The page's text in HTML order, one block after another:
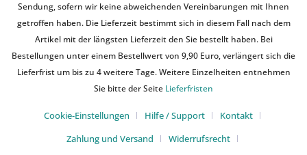
Sendung, sofern wir keine abweichenden Vereinbarungen mit Ihnen
getroffen haben. Die Lieferzeit bestimmt sich in diesem Fall nach dem
Artikel mit der längsten Lieferzeit den Sie bestellt haben. Bei
Bestellungen unter einem Bestellwert von 9,90 Euro, verlängert sich die
Lieferfrist um bis zu 4 weitere Tage. Weitere Einzelheiten entnehmen
Sie bitte der Seite Lieferfristen
Cookie-Einstellungen Hilfe / Support
Kontakt
Zahlung und Versand
Widerrufsrecht